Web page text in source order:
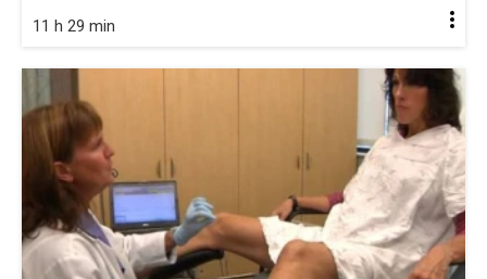
11 h 29 min